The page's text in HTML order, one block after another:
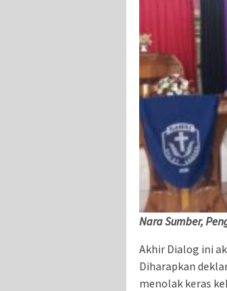
Nara Sumber,
Akhir Dialog ini
Diharapkan
menolak keras